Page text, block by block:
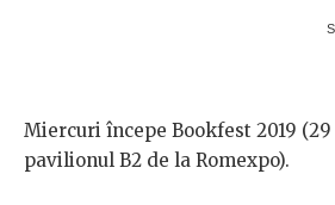
Miercuri începe Bookfest 2019
pavilionul B2 de la Romexpo).